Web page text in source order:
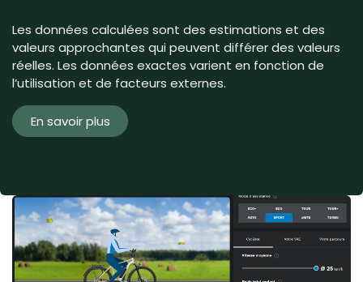
Les données calculées sont des estimations et des
valeurs approchantes qui peuvent différer des valeurs
réelles. Les données exactes varient en fonction de
l’utilisation et de facteurs externes.
En savoir plus